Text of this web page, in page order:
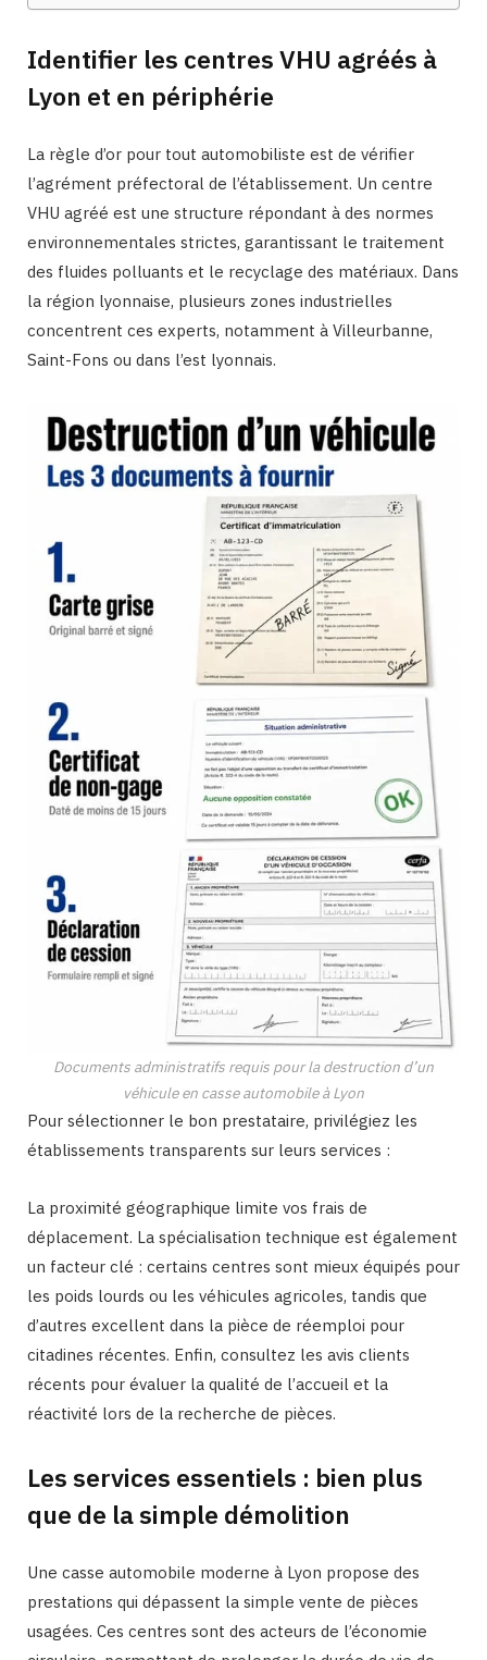
Identifier les centres VHU agréés à
Lyon et en périphérie
La règle d’or pour tout automobiliste est de vérifier
l’agrément préfectoral de l’établissement. Un centre
VHU agréé est une structure répondant à des normes
environnementales strictes, garantissant le traitement
des fluides polluants et le recyclage des matériaux. Dans
la région lyonnaise, plusieurs zones industrielles
concentrent ces experts, notamment à Villeurbanne,
Saint-Fons ou dans l’est lyonnais.
Documents administratifs requis pour la destruction d’un
véhicule en casse automobile à Lyon
Pour sélectionner le bon prestataire, privilégiez les
établissements transparents sur leurs services :
La proximité géographique limite vos frais de
déplacement. La spécialisation technique est également
un facteur clé : certains centres sont mieux équipés pour
les poids lourds ou les véhicules agricoles, tandis que
d’autres excellent dans la pièce de réemploi pour
citadines récentes. Enfin, consultez les avis clients
récents pour évaluer la qualité de l’accueil et la
réactivité lors de la recherche de pièces.
Les services essentiels : bien plus
que de la simple démolition
Une casse automobile moderne à Lyon propose des
prestations qui dépassent la simple vente de pièces
usagées. Ces centres sont des acteurs de l’économie